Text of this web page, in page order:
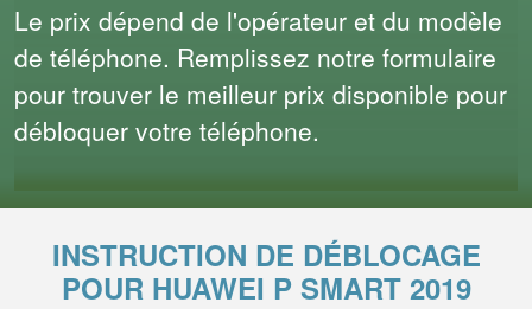
Le prix dépend de l'opérateur et du modèle
de téléphone. Remplissez notre formulaire
pour trouver le meilleur prix disponible pour
débloquer votre téléphone.
INSTRUCTION DE DÉBLOCAGE
POUR HUAWEI P SMART 2019